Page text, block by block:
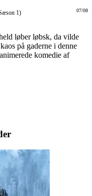
07/08
1)
løber løbsk, da vilde
på gaderne i denne
komedie af